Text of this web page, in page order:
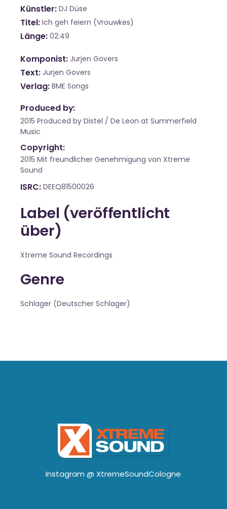
Künstler DJ Düse
Titel Ich geh feiern (Vrouwkes)
Länge 02:49
Komponist Jurjen Govers
Text Jurjen Govers
Verlag BME Songs
Produced by:
2015 Produced by Distel / De Leon at Summerfield
Music
Copyright:
2015 Mit freundlicher Genehmigung von Xtreme
Sound
ISRC DEEQ81500026
Label (veröffentlicht
über)
Xtreme Sound Recordings
Genre
Schlager (Deutscher Schlager)
Instagram @ XtremeSoundCologne